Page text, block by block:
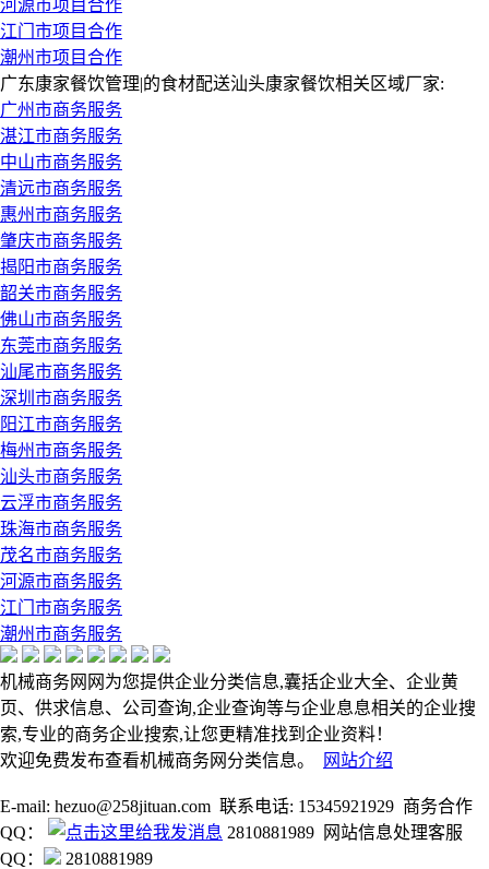
河源市项目合作
江门市项目合作
潮州市项目合作
广东康家餐饮管理|的食材配送汕头康家餐饮相关区域厂家:
广州市商务服务
湛江市商务服务
中山市商务服务
清远市商务服务
惠州市商务服务
肇庆市商务服务
揭阳市商务服务
韶关市商务服务
佛山市商务服务
东莞市商务服务
汕尾市商务服务
深圳市商务服务
阳江市商务服务
梅州市商务服务
汕头市商务服务
云浮市商务服务
珠海市商务服务
茂名市商务服务
河源市商务服务
江门市商务服务
潮州市商务服务
机械商务网网为您提供企业分类信息,囊括企业大全、企业黄
页、供求信息、公司查询,企业查询等与企业息息相关的企业搜
索,专业的商务企业搜索,让您更精准找到企业资料！
欢迎免费发布查看机械商务网分类信息。
网站介绍
E-mail: hezuo@258jituan.com 联系电话: 15345921929 商务合作
QQ：
2810881989 网站信息处理客服
QQ：
2810881989